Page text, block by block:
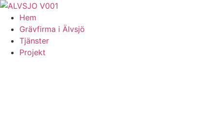
Skip
content
Hem
Grävfirma i Älvsjö
Tjänster
Projekt